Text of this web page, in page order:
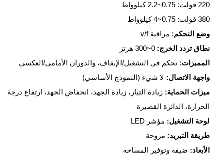
220 فولت: 0.75~2.2 كيلوواط
380 فولت: 0.75~4 كيلوواط
وضع التحكم: مراقبة v/f
نطاق تردد الخرج: 0~300 هرتز
المميزات: تحكم في التشغيل/الإيقاف، والدوران الأمامي/العكسي
واجهة الاتصال: لا شيء (النموذج الأساسي)
ميزات الحماية: زيادة التيار، زيادة الجهد، انخفاض الجهد، ارتفاع درجة
الحرارة، الدائرة القصيرة
لوحة التشغيل: مؤشر LED
طريقة التبريد: مروحة
الأبعاد: ضيقة وتوفير المساحة